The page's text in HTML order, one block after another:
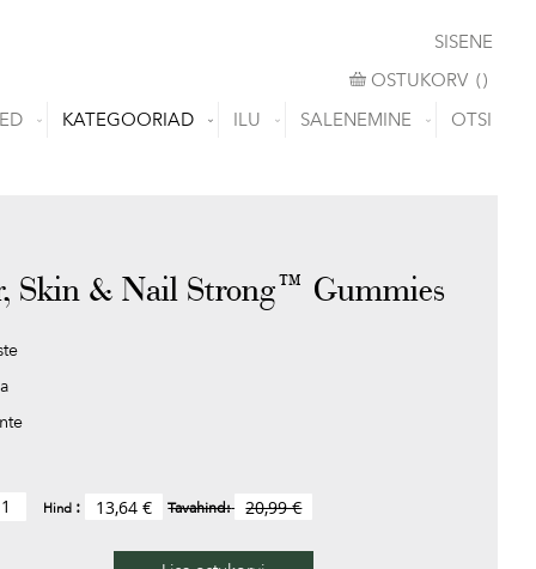
SISENE
OSTUKORV
OSTUKORV ()
OTSI
KATEGOORIAD ILU SALENEMINE
Skin & Nail Strong™ Gummies
Hind 13,64 € Tavahind: 20,99 €